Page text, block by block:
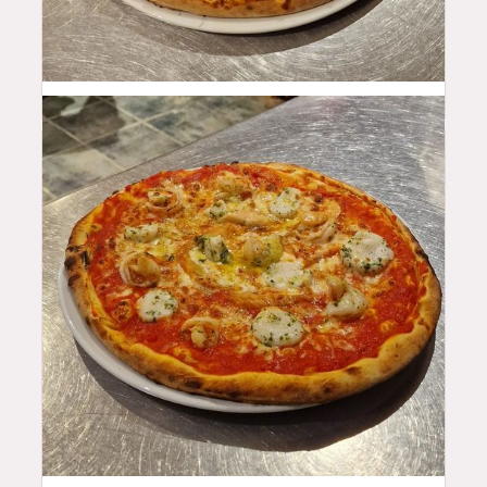
$ 17
$ 18.5